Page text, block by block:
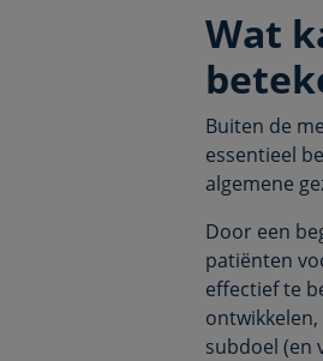
Wat
Buiten de
essentieel
algemene
Door een
patiënten
effectief te
subdoel (en